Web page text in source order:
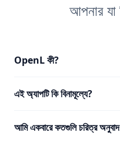
আপনার যা
OpenL কী?
এই অ্যাপটি কি বিনামূল্যে?
আমি একবারে কতগুলি চরিত্র